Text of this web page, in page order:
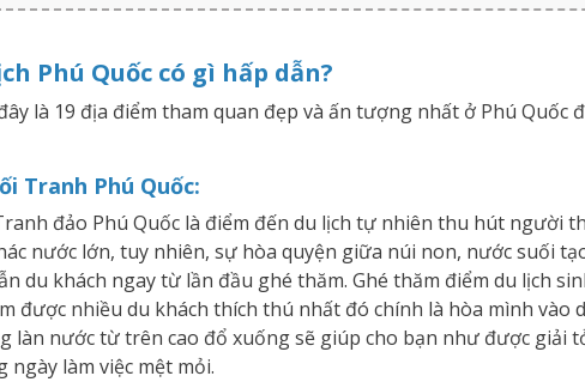
Phú Quốc có gì hấp dẫn?
là 19 địa điểm tham quan đẹp và ấn tượng nhất ở Phú Quốc
Tranh Phú Quốc:
đảo Phú Quốc là điểm đến du lịch tự nhiên thu hút người
nước lớn, tuy nhiên, sự hòa quyện giữa núi non, nước suối
du khách ngay từ lần đầu ghé thăm. Ghé thăm điểm du lịch
được nhiều du khách thích thú nhất đó chính là hòa mình vào
làn nước từ trên cao đổ xuống sẽ giúp cho bạn như được giải
ngày làm việc mệt mỏi.